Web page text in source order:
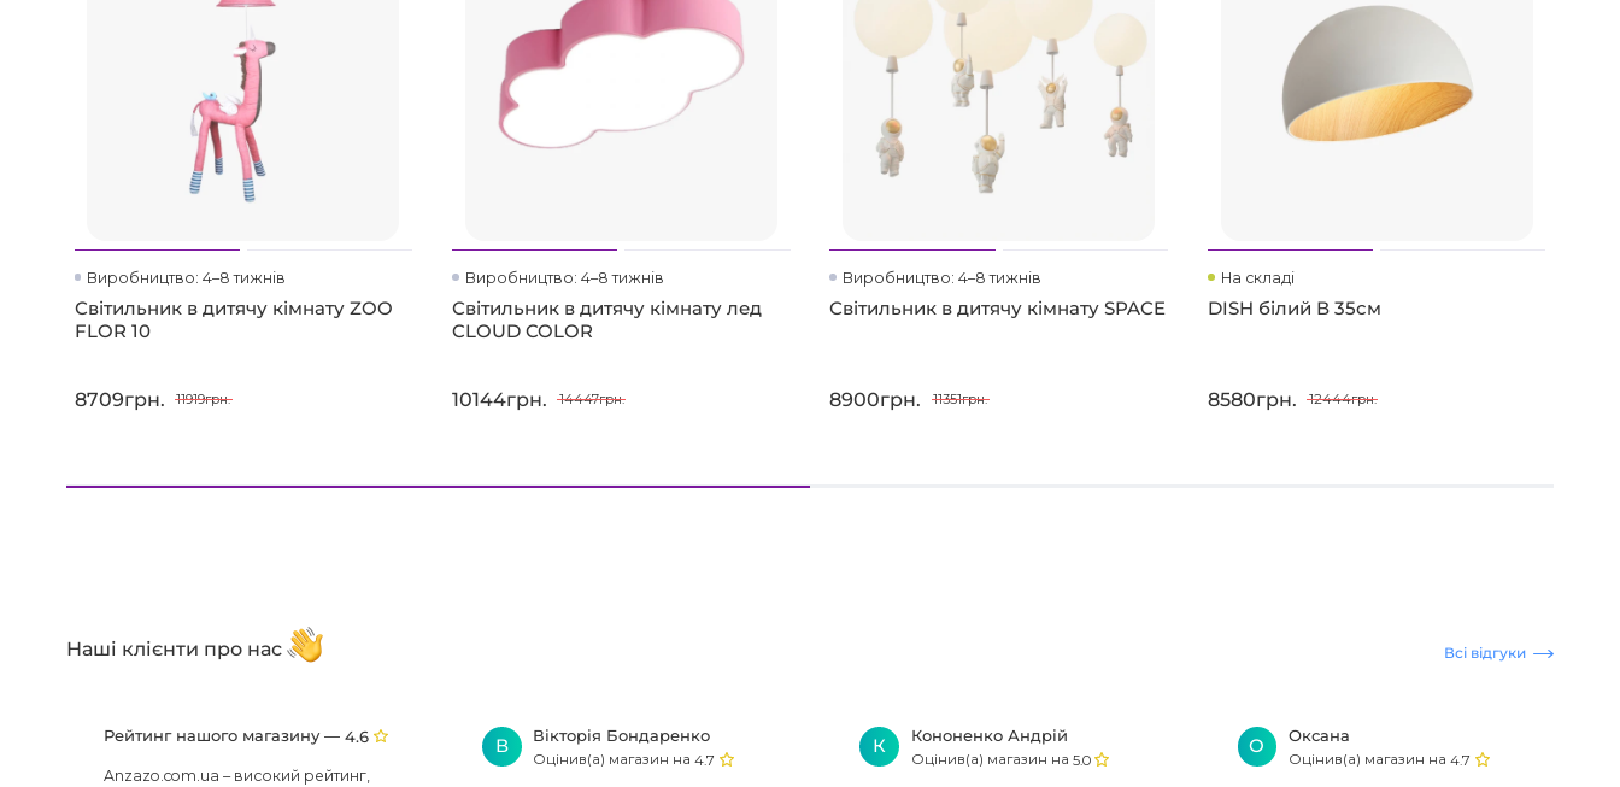
Виробництво: 4–8 тижнів
Світильник в дитячу кімнату ZOO
FLOR 10
8709грн. 11919грн.
Виробництво: 4–8 тижнів
Світильник в дитячу кімнату лед
CLOUD COLOR
10144грн. 14447грн.
Виробництво: 4–8 тижнів
Світильник в дитячу кімнату SPACE
8900грн. 11351грн.
На складі
DISH білий В 35см
8580грн. 12444грн.
Наші клієнти про нас Всі відгуки
Рейтинг нашого магазину —4.6
Anzazo.com.ua – високий рейтинг,
В
Вікторія Бондаренко
Оцінив(а) магазин на4.7
К
Кононенко Андрій
Оцінив(а) магазин на 5.0
О
Оксана
Оцінив(а) магазин на4.7